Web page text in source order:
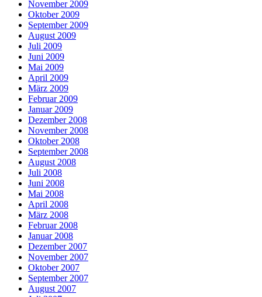
November 2009
Oktober 2009
September 2009
August 2009
Juli 2009
Juni 2009
Mai 2009
April 2009
März 2009
Februar 2009
Januar 2009
Dezember 2008
November 2008
Oktober 2008
September 2008
August 2008
Juli 2008
Juni 2008
Mai 2008
April 2008
März 2008
Februar 2008
Januar 2008
Dezember 2007
November 2007
Oktober 2007
September 2007
August 2007